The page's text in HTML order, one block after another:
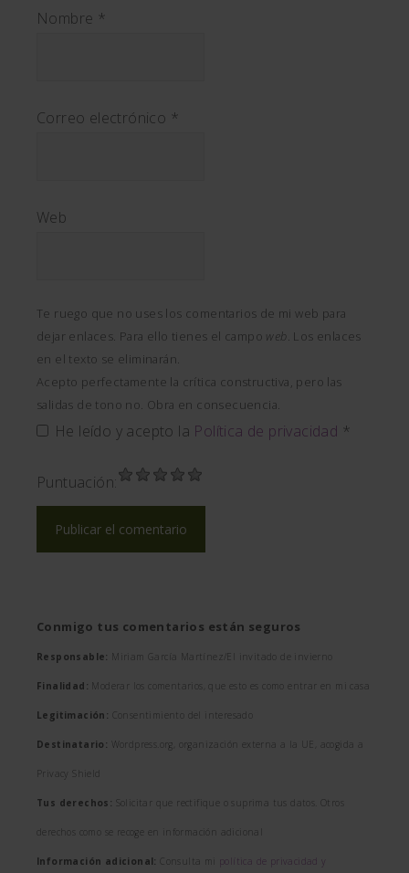
Nombre *
Correo electrónico *
Web
Te ruego que no uses los comentarios de mi web para
dejar enlaces. Para ello tienes el campo web. Los enlaces
en el texto se eliminarán.
Acepto perfectamente la crítica constructiva, pero las
salidas de tono no. Obra en consecuencia.
He leído y acepto la Política de privacidad *
Puntuación:
Conmigo tus comentarios están seguros
Responsable: Miriam García Martínez/El invitado de invierno
Finalidad: Moderar los comentarios, que esto es como entrar en mi casa
Legitimación: Consentimiento del interesado
Destinatario: Wordpress.org, organización externa a la UE, acogida a
Privacy Shield
Tus derechos: Solicitar que rectifique o suprima tus datos. Otros
derechos como se recoge en información adicional
Información adicional: Consulta mi política de privacidad y